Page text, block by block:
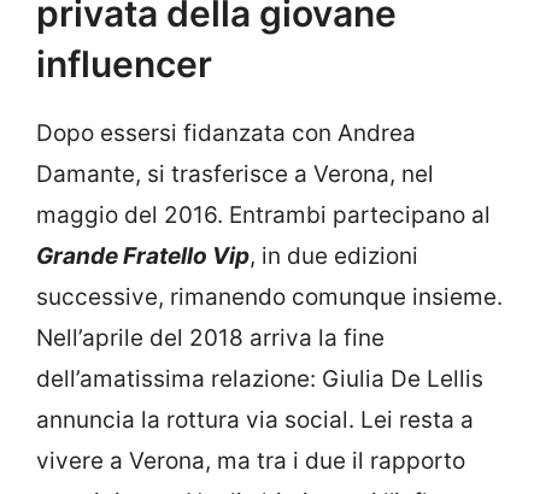
privata della giovane
influencer
Dopo essersi fidanzata con Andrea
Damante, si trasferisce a Verona, nel
maggio del 2016. Entrambi partecipano al
Grande Fratello Vip, in due edizioni
successive, rimanendo comunque insieme.
Nell’aprile del 2018 arriva la fine
dell’amatissima relazione: Giulia De Lellis
annuncia la rottura via social. Lei resta a
vivere a Verona, ma tra i due il rapporto